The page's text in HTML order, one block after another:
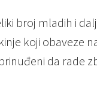
broj mladih i
koji obaveze
da rade